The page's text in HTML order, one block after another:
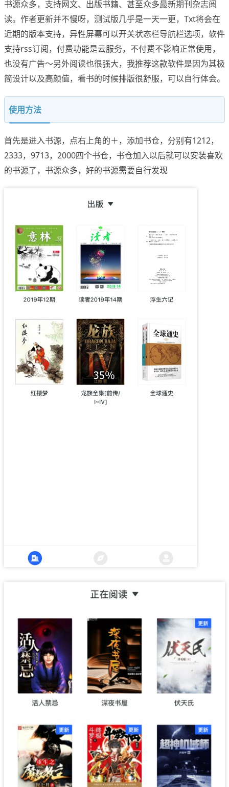
书源众多，支持网文、出版书籍、甚至众多最新期刊杂志阅
读。作者更新并不慢呀，测试版几乎是一天一更，Txt将会在
近期的版本支持，异性屏幕可以开关状态栏导航栏选项，软件
支持rss订阅，付费功能是云服务，不付费不影响正常使用，
也没有广告～另外阅读也很强大，我推荐这款软件是因为其极
简设计以及高颜值，看书的时候排版很舒服，可以自行体会。
使用方法
首先是进入书源，点右上角的＋，添加书仓，分别有1212，
2333，9713，2000四个书仓，书仓加入以后就可以安装喜欢
的书源了，书源众多，好的书源需要自行发现